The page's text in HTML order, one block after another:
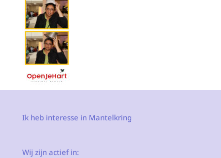
Ik heb interesse in Mantelkring
Wij zijn actief in: